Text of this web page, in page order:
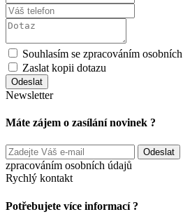
Souhlasím se zpracováním
Zaslat kopii dotazu
Newsletter
Máte zájem o zasílání novinek ?
zpracováním osobních údajů
Rychlý kontakt
Potřebujete více informací ?